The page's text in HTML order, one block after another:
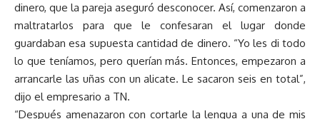
dinero, que la pareja aseguró desconocer. Así, comenzaron a
maltratarlos para que le confesaran el lugar donde
guardaban esa supuesta cantidad de dinero. “Yo les di todo
lo que teníamos, pero querían más. Entonces, empezaron a
arrancarle las uñas con un alicate. Le sacaron seis en total”,
dijo el empresario a TN.
“Después amenazaron con cortarle la lengua a una de mis